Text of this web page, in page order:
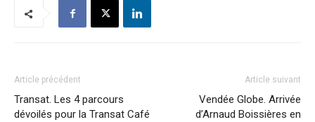
Article précédent
Transat. Les 4 parcours
dévoilés pour la Transat Café
Article suivant
Vendée Globe. Arrivée
d’Arnaud Boissières en